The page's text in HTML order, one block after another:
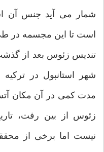
شمار می آید جنس آن
است تا این مجسمه در
شهر استانبول در
مدت کمی در آن مکان
زئوس از بین رفت،